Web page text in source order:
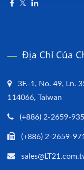
Địa Chỉ Của
3F.-1, No. 49, Ln.
114066, Taiwan
(+886) 2-2659-
(+886) 2-2659-